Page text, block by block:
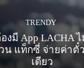
TRENDY
มี App LACHA
น แท็กซี่ จ่ายค่าตั๋
เดียว